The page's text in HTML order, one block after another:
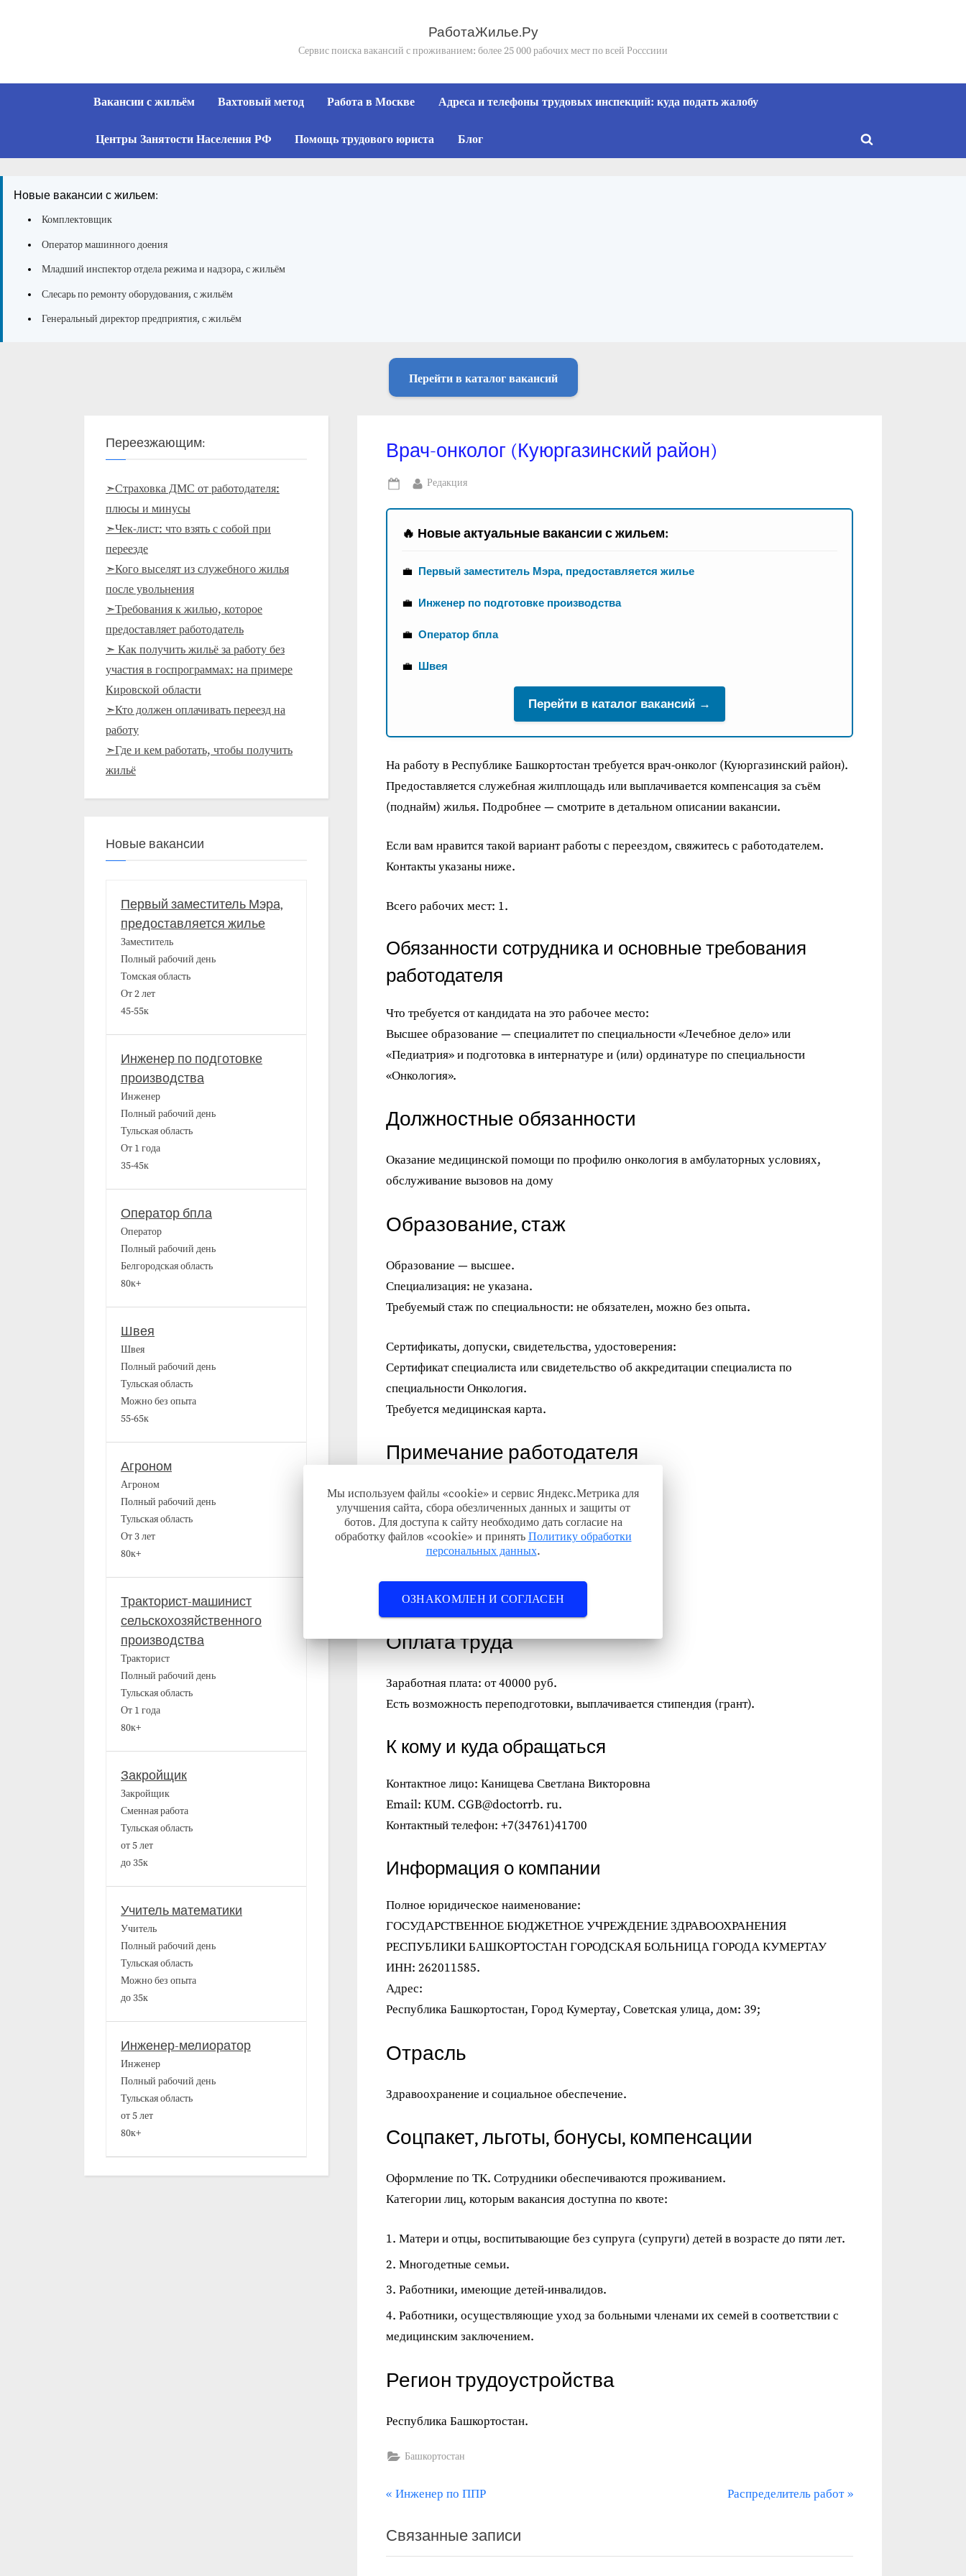
РаботаЖилье.Ру
Сервис поиска вакансий с проживанием: более 25 000 рабочих мест по всей Росссиии
Вакансии с жильём Вахтовый метод Работа в Москве Адреса и телефоны трудовых инспекций: куда подать жалобу
Центры Занятости Населения РФ Помощь трудового юриста Блог
Toggle
Новые вакансии с жильем:
Комплектовщик
Оператор машинного доения
Младший инспектор отдела режима и надзора, с жильём
Слесарь по ремонту оборудования, с жильём
Генеральный директор предприятия, с жильём
Перейти в каталог вакансий
Врач-онколог (Куюргазинский район)
Posted
on
By
Редакция
🔥 Новые актуальные вакансии с жильем:
💼 Первый заместитель Мэра, предоставляется жилье
💼 Инженер по подготовке производства
💼 Оператор бпла
💼 Швея
Перейти в каталог вакансий →
На работу в Республике Башкортостан требуется врач-онколог (Куюргазинский район).
Предоставляется служебная жилплощадь или выплачивается компенсация за съём
(поднайм) жилья. Подробнее — смотрите в детальном описании вакансии.
Если вам нравится такой вариант работы с переездом, свяжитесь с работодателем.
Контакты указаны ниже.
Всего рабочих мест: 1.
Обязанности сотрудника и основные требования
работодателя
Что требуется от кандидата на это рабочее место:
Высшее образование — специалитет по специальности «Лечебное дело» или
«Педиатрия» и подготовка в интернатуре и (или) ординатуре по специальности
«Онкология».
Должностные обязанности
Оказание медицинской помощи по профилю онкология в амбулаторных условиях,
обслуживание вызовов на дому
Образование, стаж
Образование — высшее.
Специализация: не указана.
Требуемый стаж по специальности: не обязателен, можно без опыта.
Сертификаты, допуски, свидетельства, удостоверения:
Сертификат специалиста или свидетельство об аккредитации специалиста по
специальности Онкология.
Требуется медицинская карта.
Примечание работодателя
Возможность участия в программе Земский доктор.
Занятость
График работы: полный рабочий день.
Тип занятости: полная занятость.
Оплата труда
Заработная плата: от 40000 руб.
Есть возможность переподготовки, выплачивается стипендия (грант).
К кому и куда обращаться
Контактное лицо: Канищева Светлана Викторовна
Email: KUM. CGB@doctorrb. ru.
Контактный телефон: +7(34761)41700
Информация о компании
Полное юридическое наименование:
ГОСУДАРСТВЕННОЕ БЮДЖЕТНОЕ УЧРЕЖДЕНИЕ ЗДРАВООХРАНЕНИЯ
РЕСПУБЛИКИ БАШКОРТОСТАН ГОРОДСКАЯ БОЛЬНИЦА ГОРОДА КУМЕРТАУ
ИНН: 262011585.
Адрес:
Республика Башкортостан, Город Кумертау, Советская улица, дом: 39;
Отрасль
Здравоохранение и социальное обеспечение.
Соцпакет, льготы, бонусы, компенсации
Оформление по ТК. Сотрудники обеспечиваются проживанием.
Категории лиц, которым вакансия доступна по квоте:
Матери и отцы, воспитывающие без супруга (супруги) детей в возрасте до пяти лет.
Многодетные семьи.
Работники, имеющие детей-инвалидов.
Работники, осуществляющие уход за больными членами их семей в соответствии с
медицинским заключением.
Регион трудоустройства
Республика Башкортостан.
Башкортостан
Навигация
записям
П
е
д
Инженер по ППР
С
д
Распределитель работ
Связанные записи
Переезжающим:
➣Страховка ДМС от работодателя:
плюсы и минусы
➣Чек-лист: что взять с собой при
переезде
➣Кого выселят из служебного жилья
после увольнения
➣Требования к жилью, которое
предоставляет работодатель
➣ Как получить жильё за работу без
участия в госпрограммах: на примере
Кировской области
➣Кто должен оплачивать переезд на
работу
➣Где и кем работать, чтобы получить
жильё
Новые вакансии
Первый заместитель Мэра,
предоставляется жилье
Заместитель
Полный рабочий день
Томская область
От 2 лет
45-55к
Инженер по подготовке
производства
Инженер
Полный рабочий день
Тульская область
От 1 года
35-45к
Оператор бпла
Оператор
Полный рабочий день
Белгородская область
80к+
Швея
Швея
Полный рабочий день
Тульская область
Можно без опыта
55-65к
Агроном
Агроном
Полный рабочий день
Тульская область
От 3 лет
80к+
Тракторист-машинист
сельскохозяйственного
производства
Тракторист
Полный рабочий день
Тульская область
От 1 года
80к+
Закройщик
Закройщик
Сменная работа
Тульская область
от 5 лет
до 35к
Учитель математики
Учитель
Полный рабочий день
Тульская область
Можно без опыта
до 35к
Инженер-мелиоратор
Инженер
Полный рабочий день
Тульская область
от 5 лет
80к+
Мы используем файлы «cookie» и сервис Яндекс.Метрика для
улучшения сайта, сбора обезличенных данных и защиты от
ботов. Для доступа к сайту необходимо дать согласие на
обработку файлов «cookie» и принять Политику обработки
персональных данных.
ОЗНАКОМЛЕН И СОГЛАСЕН